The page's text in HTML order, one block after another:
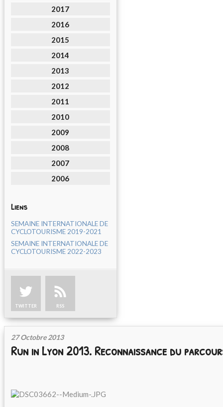
2017
2016
2015
2014
2013
2012
2011
2010
2009
2008
2007
2006
Liens
SEMAINE INTERNATIONALE DE
CYCLOTOURISME 2019-2021
SEMAINE INTERNATIONALE DE
CYCLOTOURISME 2022-2023
TWITTER RSS
27 Octobre 2013
Run in Lyon 2013. Reconnaissance du